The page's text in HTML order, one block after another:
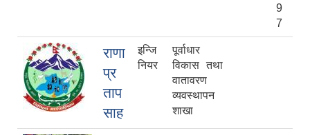
9
7
राणा
प्र
ताप
साह
इन्जि
नियर
पूर्वाधार
विकास तथा
वातावरण
व्यवस्थापन
शाखा